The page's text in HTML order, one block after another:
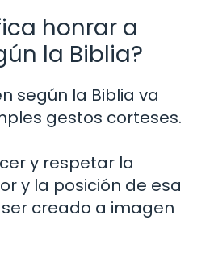
honrar a
la Biblia?
según la Biblia va
gestos corteses.
y respetar la
y la posición de esa
creado a imagen